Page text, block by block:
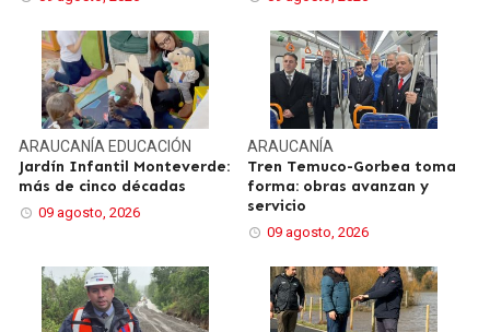
ARAUCANÍA EDUCACIÓN
Jardín Infantil Monteverde:
más de cinco décadas
09 agosto, 2026
ARAUCANÍA
Tren Temuco-Gorbea toma
forma: obras avanzan y
servicio
09 agosto, 2026